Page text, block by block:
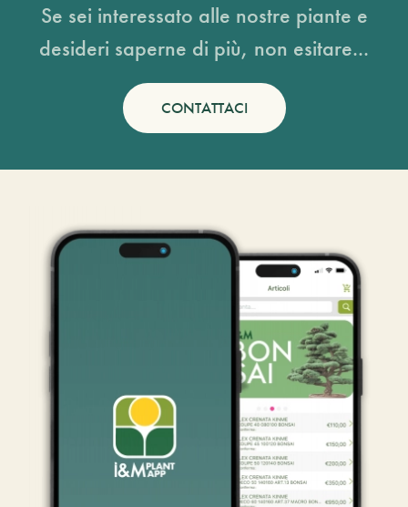
Se sei interessato alle nostre piante e
desideri saperne di più, non esitare...
CONTATTACI